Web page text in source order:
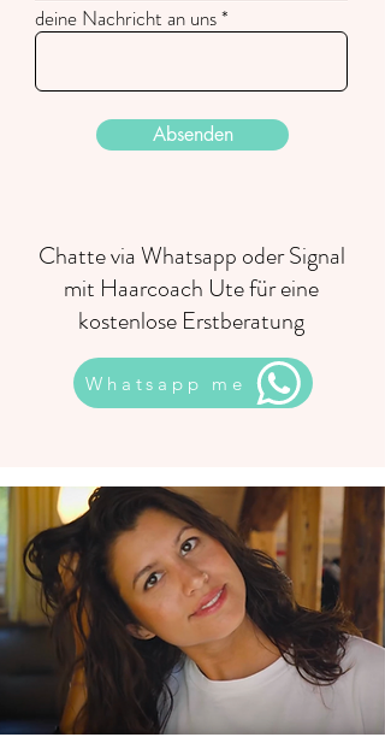
deine Nachricht an uns
Absenden
Chatte via Whatsapp oder Signal
mit Haarcoach Ute für eine
kostenlose Erstberatung
Whatsapp me